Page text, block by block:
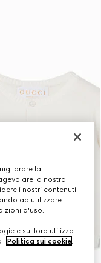
la
la nostra
i nostri contenuti
ad utilizzare
d'uso.
e sul loro utilizzo
Politica sui cookie.